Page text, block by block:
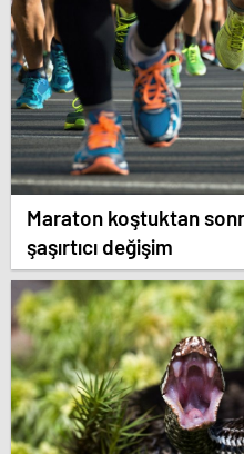
Maraton koştuktan
şaşırtıcı değişim